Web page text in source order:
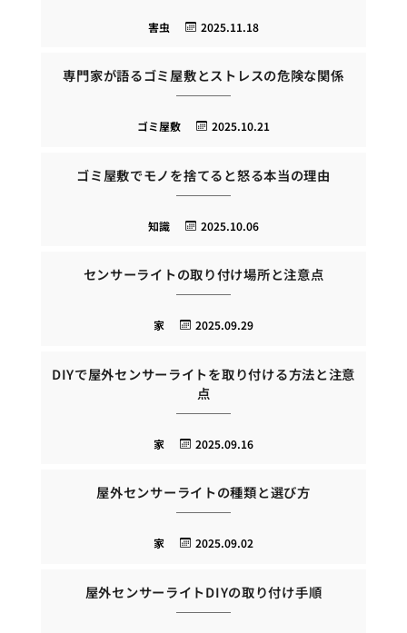
2025.11.18
害虫
専門家が語るゴミ屋敷とストレスの危険な関係
2025.10.21
ゴミ屋敷
ゴミ屋敷でモノを捨てると怒る本当の理由
2025.10.06
知識
センサーライトの取り付け場所と注意点
2025.09.29
家
DIYで屋外センサーライトを取り付ける方法と注意
点
2025.09.16
家
屋外センサーライトの種類と選び方
2025.09.02
家
屋外センサーライトDIYの取り付け手順